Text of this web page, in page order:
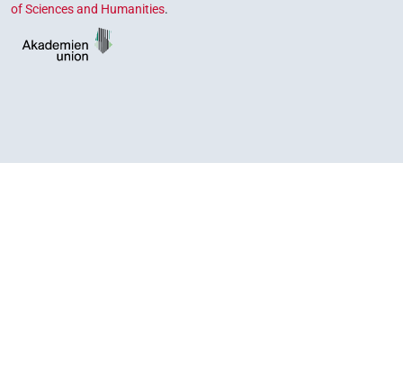
of Sciences and Humanities.